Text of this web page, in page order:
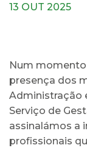
13 OUT 2025
Num
presença dos
Administração
Serviço de
assinalámos a
profissionais